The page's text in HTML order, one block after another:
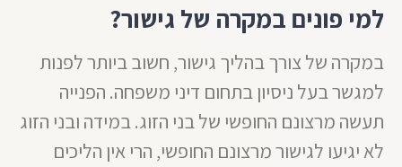
למי פונים במקרה של גישור?
במקרה של צורך בהליך גישור, חשוב ביותר לפנות
למגשר בעל ניסיון בתחום דיני משפחה. הפנייה
תעשה מרצונם החופשי של בני הזוג. במידה ובני הזוג
לא יגיעו לגישור מרצונם החופשי, הרי אין הליכים